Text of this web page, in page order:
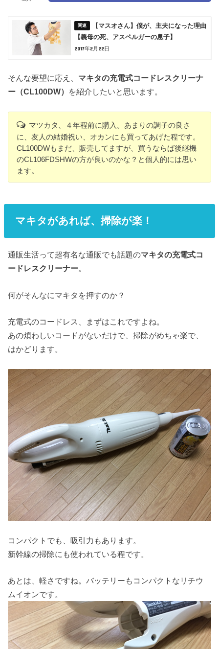
【マスオさん】僕が、主夫になった理由
【義母の死、アスペルガーの息子】
2017年2月22日
そんな要望に応え、 マキタの充電式コードレスクリーナ
ー（CL100DW） を紹介したいと思います。
マツカタ、４年程前に購入。あまりの調子の良さ
に、友人の結婚祝い、オカンにも買ってあげた程です。
CL100DWもまだ、販売してますが、買うならば後継機
のCL106FDSHWの方が良いのかな？と個人的には思い
ます。
マキタがあれば、掃除が楽！
通販生活って超有名な通販でも話題のマキタの充電式コ
ードレスクリーナー。
何がそんなにマキタを押すのか？
充電式のコードレス、まずはこれですよね。
あの煩わしいコードがないだけで、掃除がめちゃ楽で、
はかどります。
コンパクトでも、吸引力もあります。
新幹線の掃除にも使われている程です。
あとは、軽さですね。バッテリーもコンパクトなリチウ
ムイオンです。